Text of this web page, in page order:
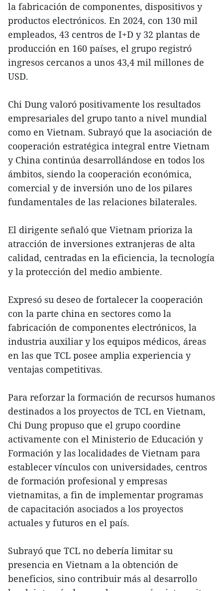
la fabricación de componentes, dispositivos y
productos electrónicos. En 2024, con 130 mil
empleados, 43 centros de I+D y 32 plantas de
producción en 160 países, el grupo registró
ingresos cercanos a unos 43,4 mil millones de
USD.
Chi Dung valoró positivamente los resultados
empresariales del grupo tanto a nivel mundial
como en Vietnam. Subrayó que la asociación de
cooperación estratégica integral entre Vietnam
y China continúa desarrollándose en todos los
ámbitos, siendo la cooperación económica,
comercial y de inversión uno de los pilares
fundamentales de las relaciones bilaterales.
El dirigente señaló que Vietnam prioriza la
atracción de inversiones extranjeras de alta
calidad, centradas en la eficiencia, la tecnología
y la protección del medio ambiente.
Expresó su deseo de fortalecer la cooperación
con la parte china en sectores como la
fabricación de componentes electrónicos, la
industria auxiliar y los equipos médicos, áreas
en las que TCL posee amplia experiencia y
ventajas competitivas.
Para reforzar la formación de recursos humanos
destinados a los proyectos de TCL en Vietnam,
Chi Dung propuso que el grupo coordine
activamente con el Ministerio de Educación y
Formación y las localidades de Vietnam para
establecer vínculos con universidades, centros
de formación profesional y empresas
vietnamitas, a fin de implementar programas
de capacitación asociados a los proyectos
actuales y futuros en el país.
Subrayó que TCL no debería limitar su
presencia en Vietnam a la obtención de
beneficios, sino contribuir más al desarrollo